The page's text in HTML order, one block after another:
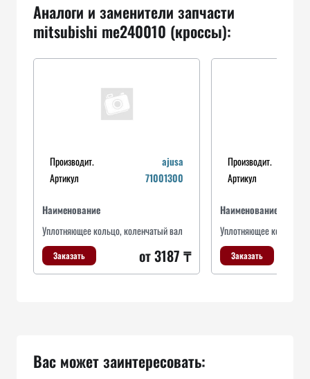
Аналоги и заменители запчасти
mitsubishi me240010 (кроссы):
Производит.
ajusa
Артикул
71001300
Наименование
Уплотняющее кольцо, коленчатый вал
Заказать от 3187 ₸
Производит.
Артикул
Наименование
Уплотняющее кольцо,
Заказать
Вас может заинтересовать: